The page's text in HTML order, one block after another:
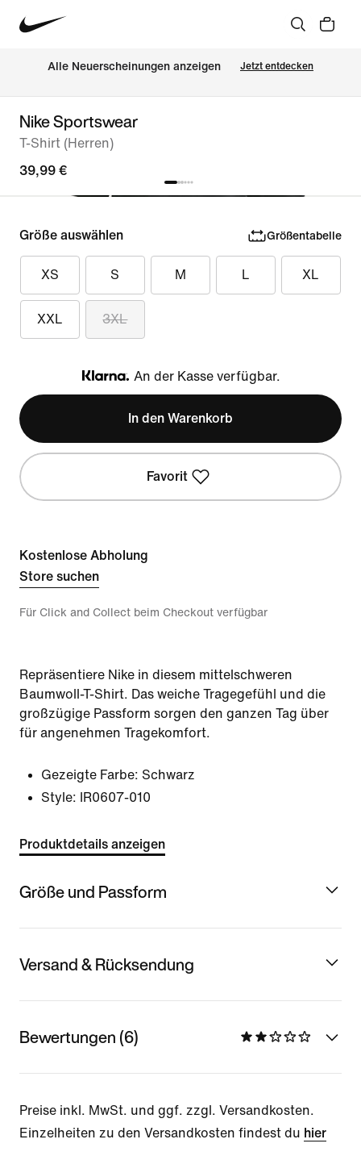
Alle Neuerscheinungen anzeigen Jetzt entdecken
Nike Sportswear
T-Shirt (Herren)
39,99 €
Größe auswählen Größentabelle
XS S M L XL
XXL 3XL
Klarna
An der Kasse verfügbar.
In den Warenkorb
Favorit
Kostenlose Abholung
Store suchen
Für Click and Collect beim Checkout verfügbar
Repräsentiere Nike in diesem mittelschweren
Baumwoll-T-Shirt. Das weiche Tragegefühl und die
großzügige Passform sorgen den ganzen Tag über
für angenehmen Tragekomfort.
Gezeigte Farbe: Schwarz
Style:
IR0607-010
Produktdetails anzeigen
Größe und Passform
Versand & Rücksendung
Bewertungen (6)
Preise inkl. MwSt. und ggf. zzgl. Versandkosten.
Einzelheiten zu den Versandkosten findest du hier